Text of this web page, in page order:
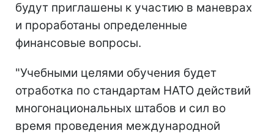
будут приглашены к участию в маневрах
и проработаны определенные
финансовые вопросы.
"Учебными целями обучения будет
отработка по стандартам НАТО действий
многонациональных штабов и сил во
время проведения международной